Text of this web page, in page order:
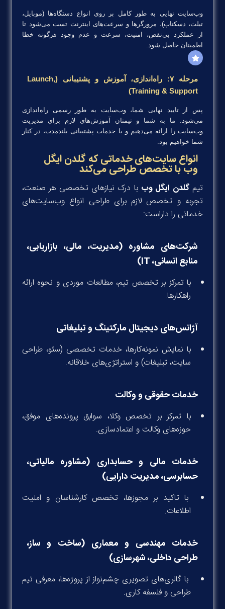
وب‌سایت نهایی به طور کامل بر روی انواع دستگاه‌ها (موبایل،
تبلت، دسکتاپ)، مرورگرها و سرعت‌های اینترنت تست می‌شود تا
از عملکرد بی‌نقص، امنیت، سرعت و عدم وجود هرگونه خطا
اطمینان حاصل شود.
مرحله ۷: راه‌اندازی، آموزش و پشتیبانی (Launch,
Training & Support)
پس از تایید نهایی شما، وب‌سایت به طور رسمی راه‌اندازی
می‌شود. ما به شما و تیمتان آموزش‌های لازم برای مدیریت
وب‌سایت را ارائه می‌دهیم و با خدمات پشتیبانی بلندمدت، در کنار
شما خواهیم بود.
انواع سایت‌های خدماتی که گلدن ایگل
وب با تخصص طراحی می‌کند
تیمگلدن ایگل وب با درک نیازهای تخصصی هر صنعت،
تجربه و تخصص لازم برای طراحی انواع وب‌سایت‌های
خدماتی را داراست:
شرکت‌های مشاوره (مدیریت، مالی، بازاریابی،
منابع انسانی، IT)
با تمرکز بر تخصص تیم، مطالعات موردی و نحوه ارائه
راهکارها.
آژانس‌های دیجیتال مارکتینگ و تبلیغاتی
با نمایش نمونه‌کارها، خدمات تخصصی (سئو، طراحی
سایت، تبلیغات) و استراتژی‌های خلاقانه.
خدمات حقوقی و وکالت
با تمرکز بر تخصص وکلا، سوابق پرونده‌های موفق،
حوزه‌های وکالت و اعتمادسازی.
خدمات مالی و حسابداری (مشاوره مالیاتی،
حسابرسی، مدیریت دارایی)
با تاکید بر مجوزها، تخصص کارشناسان و امنیت
اطلاعات.
خدمات مهندسی و معماری (ساخت و ساز،
طراحی داخلی، شهرسازی)
با گالری‌های تصویری چشم‌نواز از پروژه‌ها، معرفی تیم
طراحی و فلسفه کاری.